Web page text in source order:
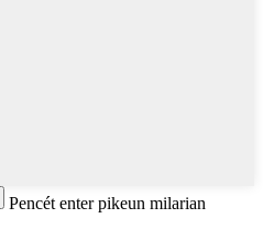
Pencét enter pikeun milarian